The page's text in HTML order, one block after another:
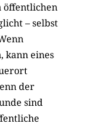
öffentlichen
– selbst
kann eines
der
sind